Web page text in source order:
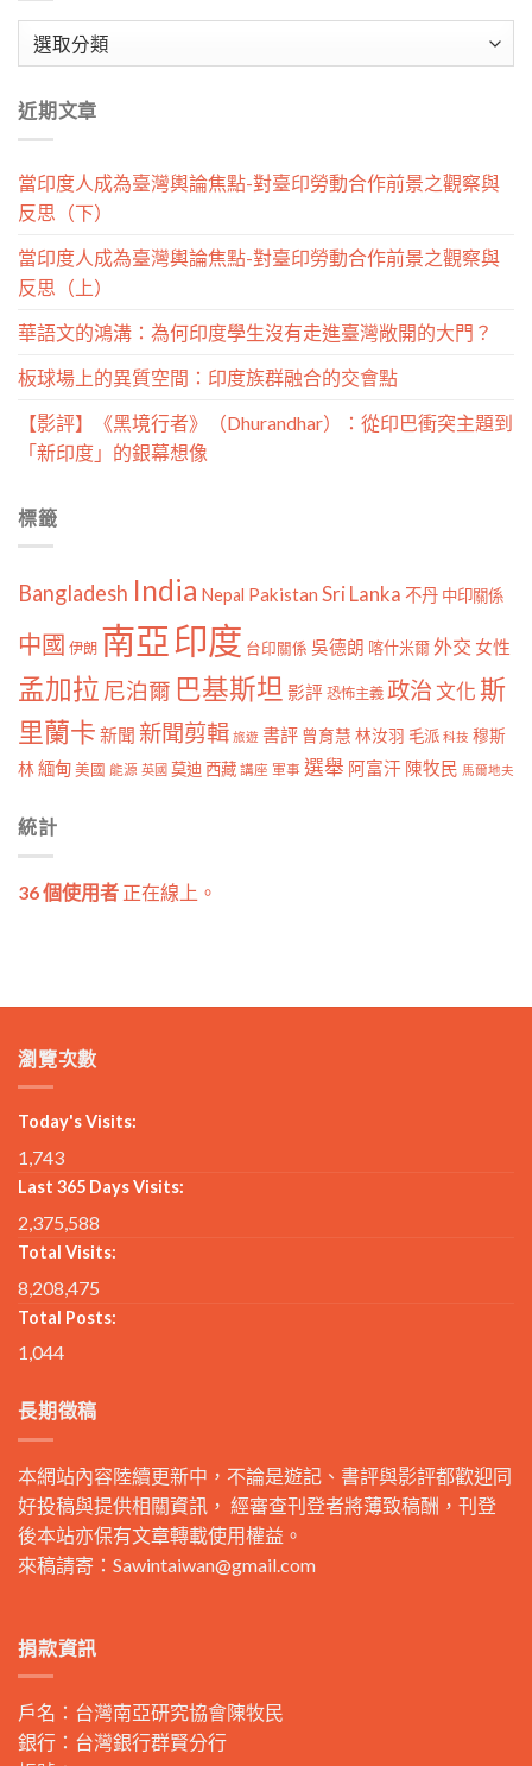
類
近期文章
當印度人成為臺灣輿論焦點-對臺印勞動合作前景之觀察與
反思（下）
當印度人成為臺灣輿論焦點-對臺印勞動合作前景之觀察與
反思（上）
華語文的鴻溝：為何印度學生沒有走進臺灣敞開的大門？
板球場上的異質空間：印度族群融合的交會點
【影評】《黑境行者》（Dhurandhar）：從印巴衝突主題到
「新印度」的銀幕想像
標籤
Bangladesh India Nepal Pakistan Sri Lanka 不丹 中印關係
中國 伊朗 南亞印度 台印關係 吳德朗 喀什米爾外交 女性
孟加拉 尼泊爾 巴基斯坦 影評 恐怖主義 政治文化斯
里蘭卡 新聞 新聞剪輯 旅遊 書評 曾育慧 林汝羽 毛派 科技 穆斯
林 緬甸 美國 能源 英國 莫迪 西藏 講座 軍事 選舉 阿富汗 陳牧民 馬爾地夫
統計
36 個使用者 正在線上。
瀏覽次數
Today's Visits:
1,743
Last 365 Days Visits:
2,375,588
Total Visits:
8,208,475
Total Posts:
1,044
長期徵稿
本網站內容陸續更新中，不論是遊記、書評與影評都歡迎同
好投稿與提供相關資訊， 經審查刊登者將薄致稿酬，刊登
後本站亦保有文章轉載使用權益。
來稿請寄： Sawintaiwan@gmail.com
捐款資訊
戶名：台灣南亞研究協會陳牧民
銀行：台灣銀行群賢分行